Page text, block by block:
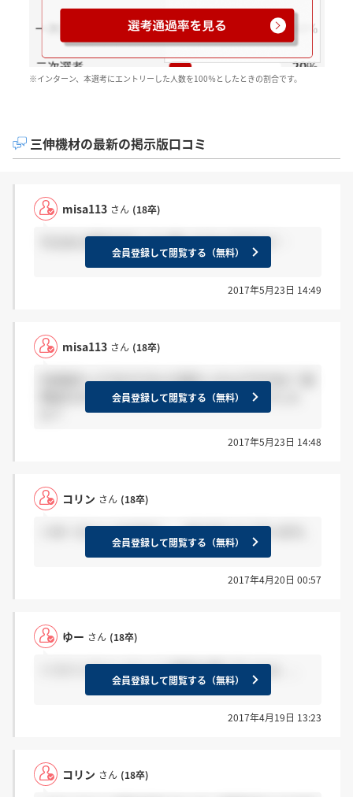
※インターン、本選考にエントリーした人数を100％としたときの割合です。
三伸機材の最新の掲示版口コミ
misa113 さん (18卒)
ちなみに東京の行こうと思ってるんですけど…
会員登録して閲覧する（無料）
2017年5月23日 14:49
misa113 さん (18卒)
社長変わってるけどなんか変わったんですかね？ 説
明会行かれた方内容とか雰囲気とかどんなでした
会員登録して閲覧する（無料）
2017年5月23日 14:48
コリン さん (18卒)
＞ゆーさんへ なるほど、、ありがとうございます。
会員登録して閲覧する（無料）
2017年4月20日 00:57
ゆー さん (18卒)
＞コリンさんへ けっこう適当な感じでしたよ、、
会員登録して閲覧する（無料）
2017年4月19日 13:23
コリン さん (18卒)